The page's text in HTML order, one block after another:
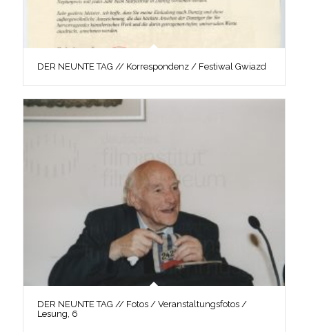
DER NEUNTE TAG // Korrespondenz / Festiwal Gwiazd
DER NEUNTE TAG // Fotos / Veranstaltungsfotos /
Lesung, 6